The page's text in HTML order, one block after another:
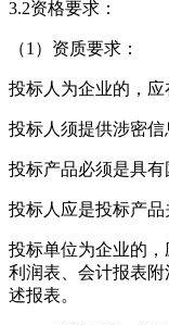
3.2资格要求：
（1）资质要求：
投标人为企业的，
投标人须提供涉密
投标产品必须是具
投标人应是投标产品
投标单位为企业的，
利润表、会计报表
述报表。